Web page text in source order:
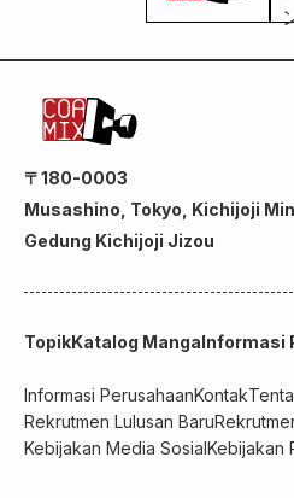
〒180-0003
Musashino, Tokyo, Kichijoji
Gedung Kichijoji Jizou
TopikKatalog MangaInformasi
Informasi PerusahaanKontak
Rekrutmen Lulusan Baru
Kebijakan Media SosialKebijakan